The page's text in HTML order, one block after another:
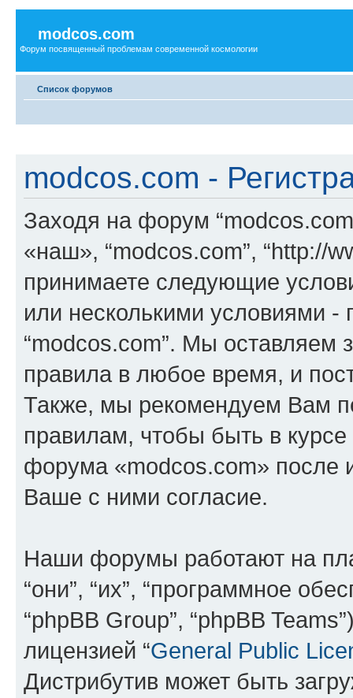
modcos.com
Форум посвященный проблемам современной космологии
Список форумов
modcos.com -
Заходя на форум
«наш», “modcos.com”, “http://
принимаете следующие
или несколькими условиями
“modcos.com”. Мы оставляем
правила в любое время, и
Также, мы рекомендуем Вам
правилам, чтобы быть в
форума «modcos.com» после
Ваше с ними согласие.
Наши форумы работают на
“они”, “их”, “программное
“phpBB Group”, “phpBB
лицензией “General Public
Дистрибутив может быть